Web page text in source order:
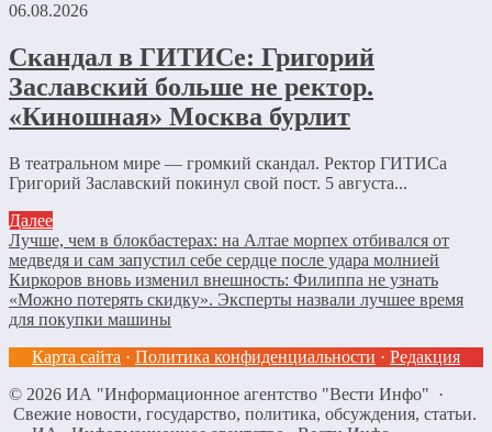
06.08.2026
Скандал в ГИТИСе: Григорий
Заславский больше не ректор.
«Киношная» Москва бурлит
В театральном мире — громкий скандал. Ректор ГИТИСа
Григорий Заславский покинул свой пост. 5 августа...
Далее
Лучше, чем в блокбастерах: на Алтае морпех отбивался от
медведя и сам запустил себе сердце после удара молнией
Киркоров вновь изменил внешность: Филиппа не узнать
«Можно потерять скидку». Эксперты назвали лучшее время
для покупки машины
Карта сайта · Политика конфиденциальности · Редакция
© 2026 ИА "Информационное агентство "Вести Инфо" ·
Свежие новости, государство, политика, обсуждения, статьи.